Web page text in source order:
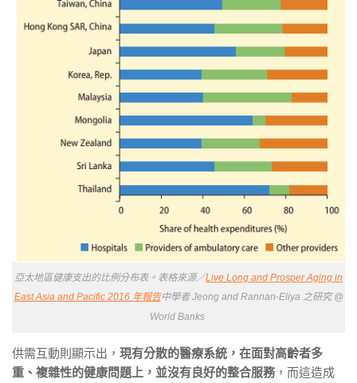
亞太地區健康支出的比例分布表。表格來源／Live Long and Prosper Aging in
East Asia and Pacific 2016 年報告中學者 Jeong and Rannan-Eliya 之研究 @
World Banks
供需互動則顯示出， 現有分散的醫療系統，在面對高齡者多
重、複雜性的健康問題上，並沒有良好的整合服務，而這造成